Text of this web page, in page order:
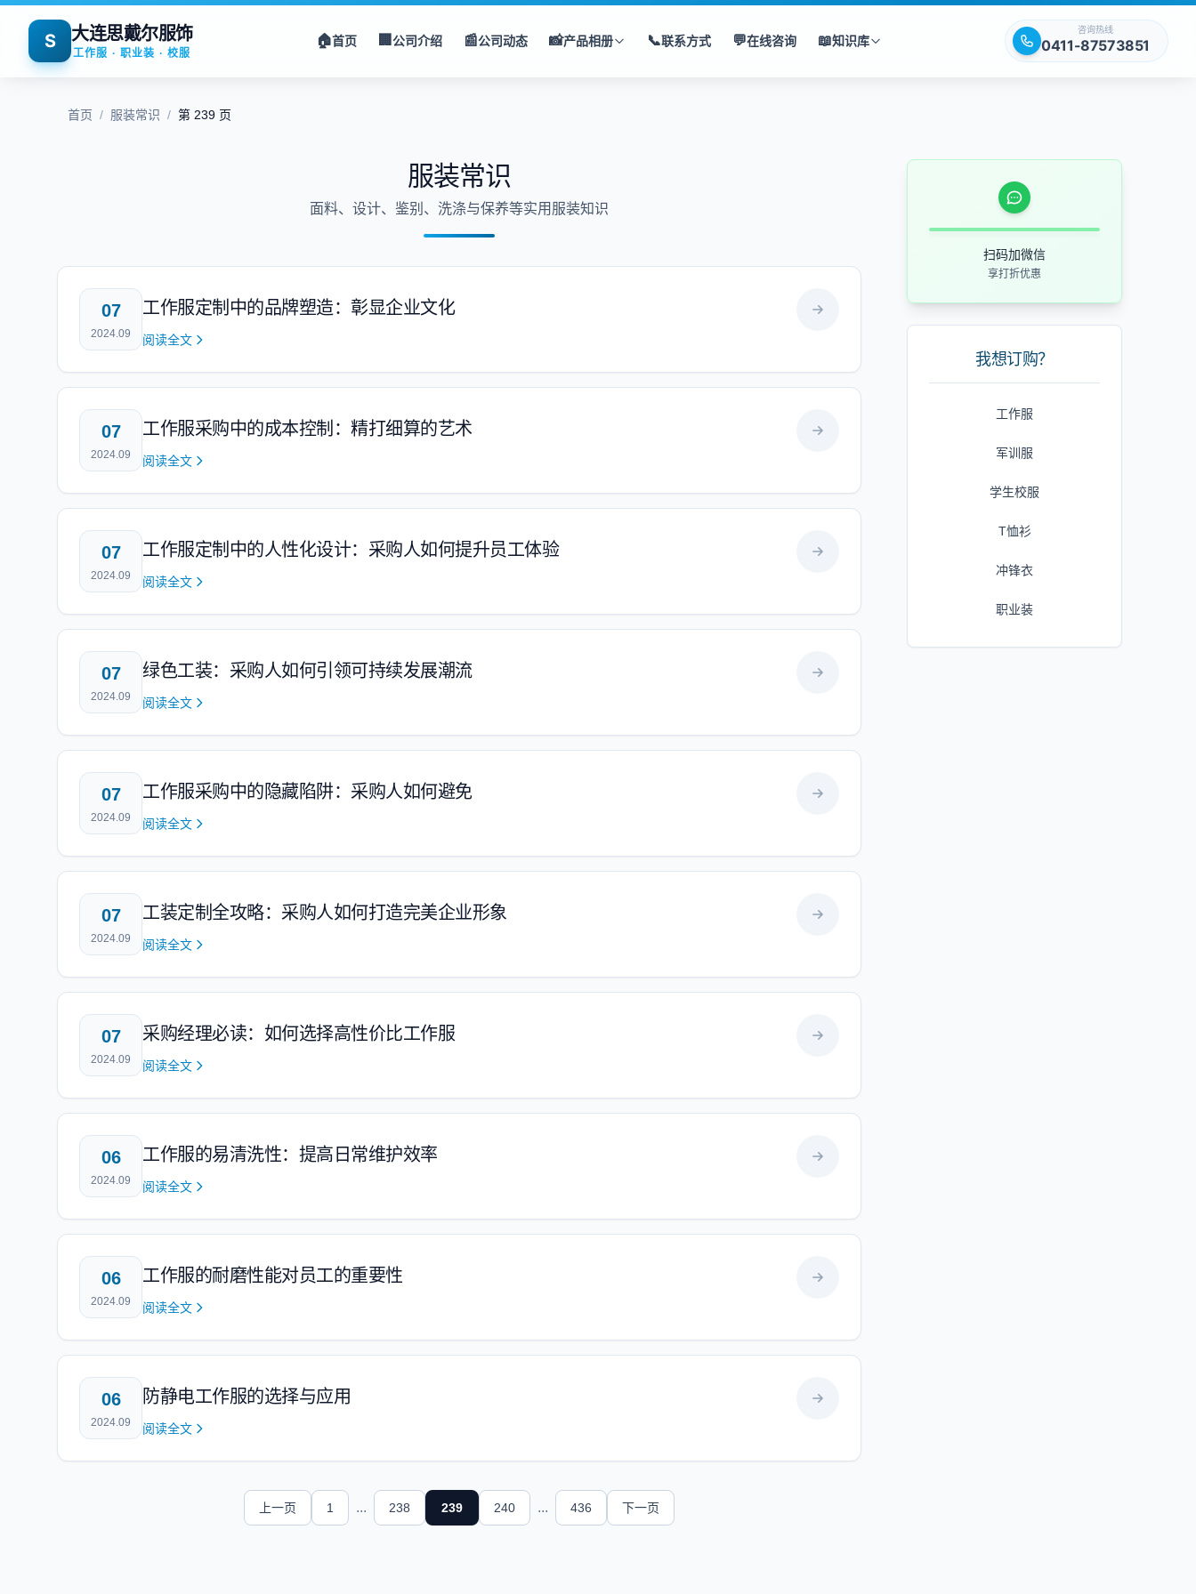
S 大连思戴尔服饰
工作服 · 职业装 · 校服
🏠首页 🏢公司介绍 📰公司动态 📸产品相册 📞联系方式 💬在线咨询 📖知识库
咨询热线
0411-87573851
首页 / 服装常识 / 第 239 页
服装常识
面料、设计、鉴别、洗涤与保养等实用服装知识
07
2024.09
工作服定制中的品牌塑造：彰显企业文化
阅读全文
07
2024.09
工作服采购中的成本控制：精打细算的艺术
阅读全文
07
2024.09
工作服定制中的人性化设计：采购人如何提升员工体验
阅读全文
07
2024.09
绿色工装：采购人如何引领可持续发展潮流
阅读全文
07
2024.09
工作服采购中的隐藏陷阱：采购人如何避免
阅读全文
07
2024.09
工装定制全攻略：采购人如何打造完美企业形象
阅读全文
07
2024.09
采购经理必读：如何选择高性价比工作服
阅读全文
06
2024.09
工作服的易清洗性：提高日常维护效率
阅读全文
06
2024.09
工作服的耐磨性能对员工的重要性
阅读全文
06
2024.09
防静电工作服的选择与应用
阅读全文
上一页 1 ... 238 239 240 ... 436 下一页
扫码加微信
享打折优惠
我想订购？
工作服
军训服
学生校服
T恤衫
冲锋衣
职业装